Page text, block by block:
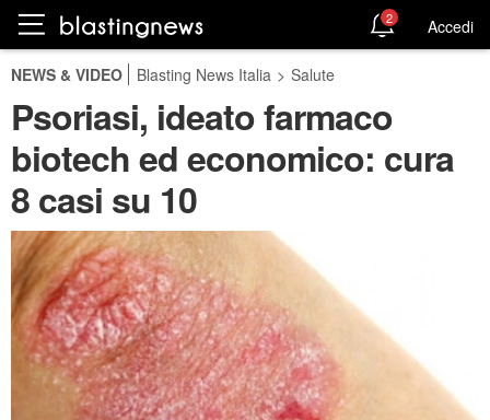
2 Accedi
NEWS & VIDEO Blasting News Italia > Salute
Psoriasi, ideato farmaco
biotech ed economico: cura
8 casi su 10